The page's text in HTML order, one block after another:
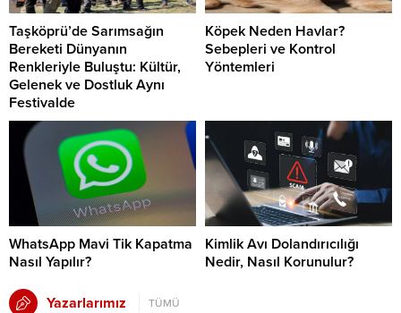
Taşköprü’de Sarımsağın
Bereketi Dünyanın
Renkleriyle Buluştu: Kültür,
Gelenek ve Dostluk Aynı
Festivalde
Köpek Neden Havlar?
Sebepleri ve Kontrol
Yöntemleri
WhatsApp Mavi Tik Kapatma
Nasıl Yapılır?
Kimlik Avı Dolandırıcılığı
Nedir, Nasıl Korunulur?
Yazarlarımız TÜMÜ